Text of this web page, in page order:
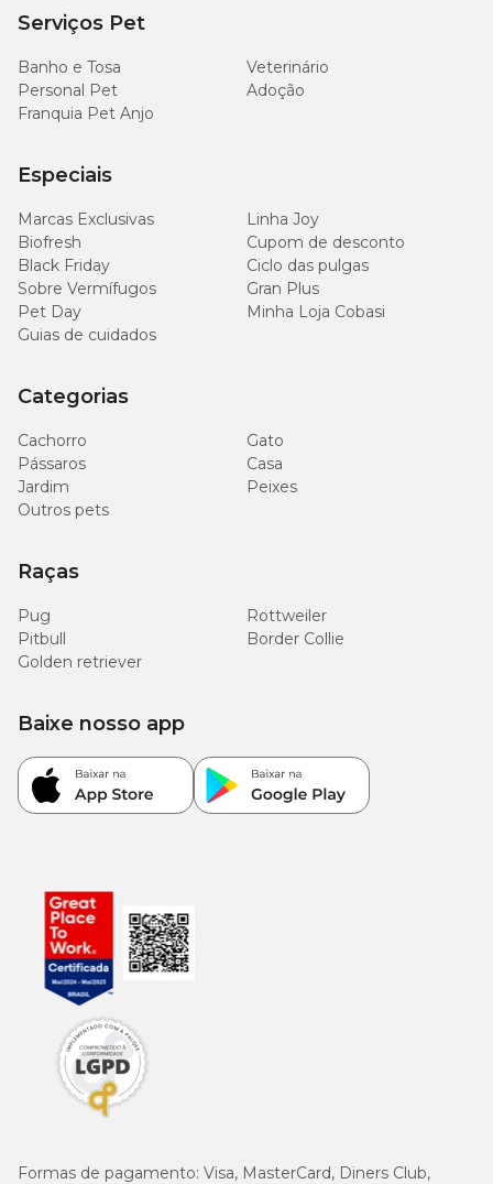
Serviços Pet
Banho e Tosa
Veterinário
Personal Pet
Adoção
Franquia Pet Anjo
Especiais
Marcas Exclusivas
Linha Joy
Biofresh
Cupom de desconto
Black Friday
Ciclo das pulgas
Sobre Vermífugos
Gran Plus
Pet Day
Minha Loja Cobasi
Guias de cuidados
Categorias
Cachorro
Gato
Pássaros
Casa
Jardim
Peixes
Outros pets
Raças
Pug
Rottweiler
Pitbull
Border Collie
Golden retriever
Formas de pagamento: Visa, MasterCard, Diners Club,
Baixe nosso app